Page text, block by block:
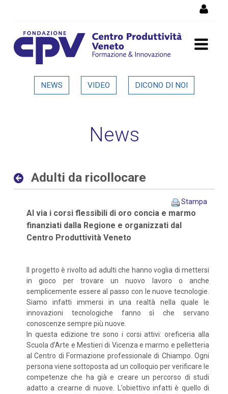
Adulti da ricollocare -
NEWS VIDEO DICONO DI NOI
News
Adulti da ricollocare
Stampa
Al via i corsi flessibili di oro concia e marmo
finanziati dalla Regione e organizzati dal
Centro Produttività Veneto
Il progetto è rivolto ad adulti che hanno voglia di mettersi
in gioco per trovare un nuovo lavoro o anche
semplicemente essere al passo con le nuove tecnologie.
Siamo infatti immersi in una realtà nella quale le
innovazioni tecnologiche fanno sì che servano
conoscenze sempre più nuove.
In questa edizione tre sono i corsi attivi: oreficeria alla
Scuola d’Arte e Mestieri di Vicenza e marmo e pelletteria
al Centro di Formazione professionale di Chiampo. Ogni
persona viene sottoposta ad un colloquio per verificare le
competenze che ha già e creare un percorso di studi
adatto a crearne di nuove. L’obiettivo infatti è quello di